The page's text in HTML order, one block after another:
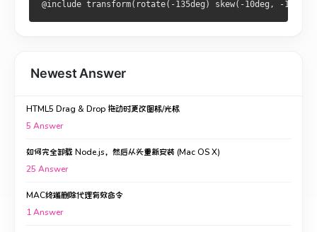
Newest Answer
HTML5 Drag & Drop 拖动时更改图标/光标
5 Answer
如何完全卸载 Node.js，然后从头重新安装 (Mac OS X)
25 Answer
MAC终端删除代理有效命令
1Answer